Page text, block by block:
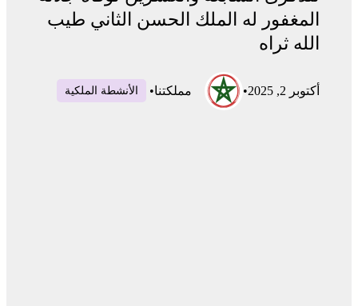
المغفور له الملك الحسن الثاني طيب
الله ثراه
أكتوبر 2, 2025 • مملكتنا• الأنشطة الملكية